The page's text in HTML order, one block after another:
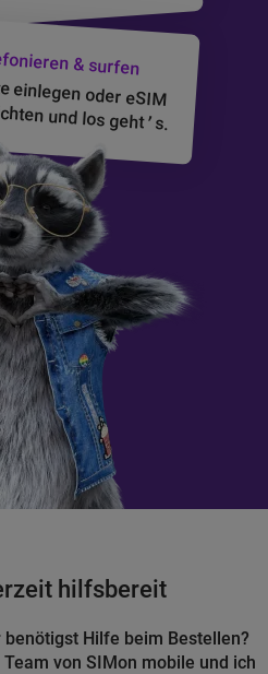
& surfen
einlegen odereSIM
und los geht’ s.
hilfsbereit
Hilfe beim Bestellen?
von SIMon mobile und ich